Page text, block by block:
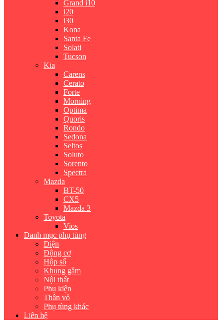
Grand i10
i20
i30
Kona
Santa Fe
Solati
Tucson
Kia
Carens
Cerato
Forte
Morning
Optima
Quoris
Rondo
Sedona
Seltos
Soluto
Sorento
Spectra
Mazda
BT-50
CX5
Mazda 3
Toyota
Vios
Danh mục phụ tùng
Điện
Động cơ
Hộp số
Khung gầm
Nội thất
Phụ kiện
Thân vỏ
Phụ tùng khác
Liên hệ